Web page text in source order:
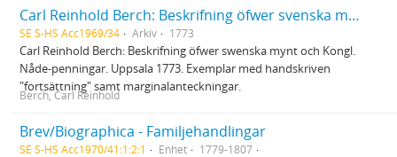
Carl Reinhold Berch: Beskrifning öfwer svenska mynt...
SE S-HS Acc1969/34 Arkiv 1773
Carl Reinhold Berch: Beskrifning öfwer swenska mynt och Kongl.
Nåde-penningar. Uppsala 1773. Exemplar med handskriven
"fortsättning" samt marginalanteckningar.
Berch, Carl Reinhold
Brev/Biographica - Familjehandlingar
SE S-HS Acc1970/41:1:2:1 Enhet
1779-1807